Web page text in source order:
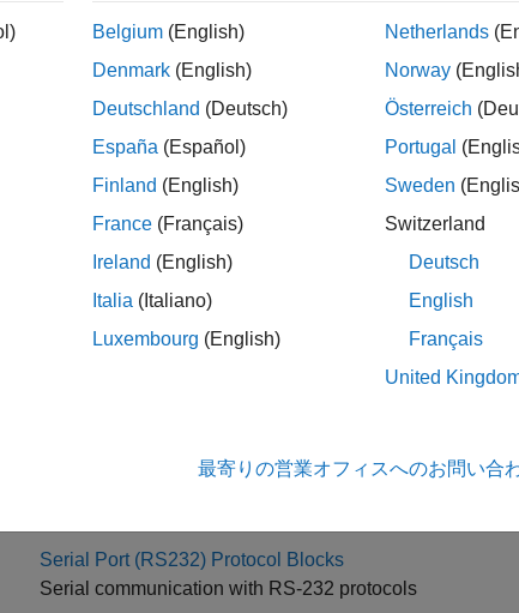
CAN and CAN-FD Message (CAN) Protocol Blocks
Local Interconnect Network (LIN) protocol
EtherCAT Protocol Blocks
Real-time distributed control with EtherCAT®protocol
Ethernet (IP) Protocol Blocks
Model-based communications with Ethernet protocol
J1939 Protocol Blocks
Synchronized networked measurement and execution
Real-time communication with Transmission Control
Serial Port (RS232) Protocol Blocks
Serial communication with RS-232 protocols
Belgium (English)
Denmark (English)
Deutschland (Deutsch)
España (Español)
Finland (English)
France (Français)
Ireland (English)
Italia (Italiano)
Luxembourg (English)
Netherlands
Norway
Österreich
Portugal
Sweden
Switzerland
Deutsch
English
Français
United
最寄りの営業オフィスへのお問い合